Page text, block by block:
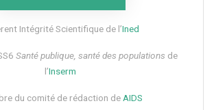
Intégrité Scientifique de l’Ined
Santé publique, santé des populations de
l’Inserm
du comité de rédaction de AIDS